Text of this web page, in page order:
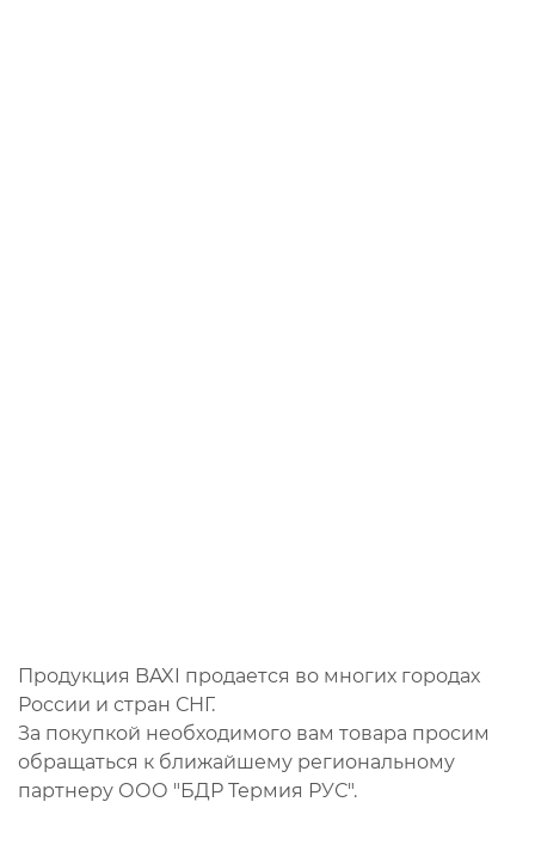
Продукция BAXI продается во многих городах
России и стран СНГ.
За покупкой необходимого вам товара просим
обращаться к ближайшему региональному
партнеру ООО "БДР Термия РУС".